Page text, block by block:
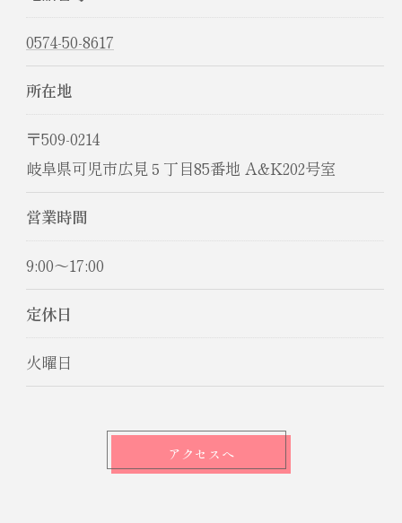
0574-50-8617
所在地
〒509-0214
岐阜県可児市広見５丁目85番地 A&K202号室
営業時間
9:00～17:00
定休日
火曜日
アクセスへ